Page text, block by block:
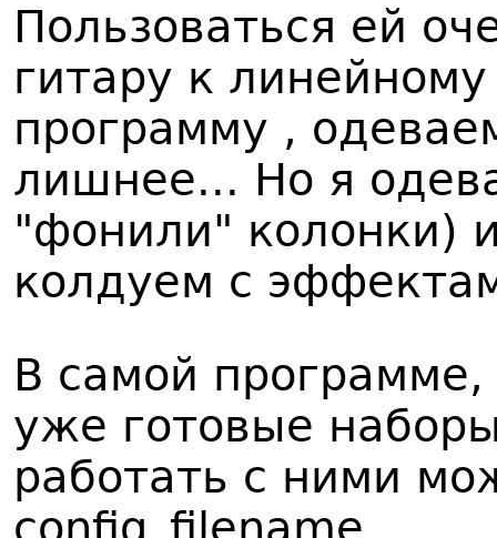
Пользоваться ей
гитару к
программу ,
лишнее... Но я
"фонили" колонки)
колдуем с
В самой программе,
уже готовые
работать с ними